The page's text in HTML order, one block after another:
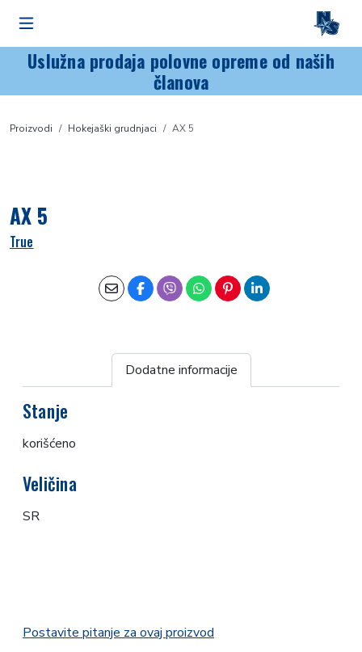
Uslužna prodaja polovne opreme od naših
članova
Proizvodi Hokejaški grudnjaci AX 5
AX 5
True
Dodatne informacije
Stanje
korišćeno
Veličina
SR
Postavite pitanje za ovaj proizvod